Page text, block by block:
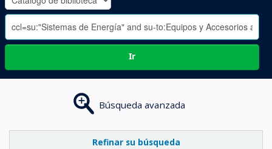
-
Ir
Búsqueda avanzada
Refinar su búsqueda